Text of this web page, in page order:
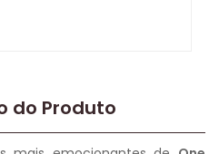
do Produto